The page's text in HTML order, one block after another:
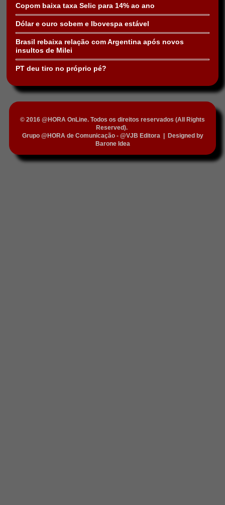
Copom baixa taxa Selic para 14% ao ano
Dólar e ouro sobem e Ibovespa estável
Brasil rebaixa relação com Argentina após novos
insultos de Milei
PT deu tiro no próprio pé?
© 2016 @HORA OnLine. Todos os direitos reservados (All Rights
Reserved).
Grupo @HORA de Comunicação - @VJB Editora|
Designed by
Barone Idea